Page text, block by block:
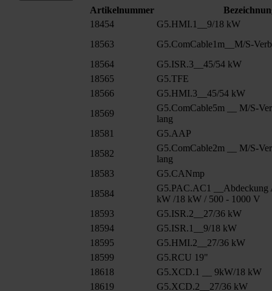
Artikelnummer
18454
G5.HMI.1__9/18 kW
18563
G5.ComCable1m__M/S-
18564
G5.ISR.3__45/54 kW
18565
G5.TFE
18566
G5.HMI.3__45/54 kW
18569
G5.ComCable5m __ M/S-
lang
18581
G5.AAP
18582
G5.ComCable2m __ M/S-
lang
18583
G5.CANmp
18584
G5.PAC.AC1 __Abdeckung
kW /18 kW / 500 - 1000 V
18593
G5.ISR.2__27/36 kW
18594
G5.ISR.1__9/18 kW
18595
G5.HMI.2__27/36 kW
18599
G5.RCU 19"
18618
G5.XCD.1 __ 9kW/18 kW
18619
G5.XCD.2__27/36 kW